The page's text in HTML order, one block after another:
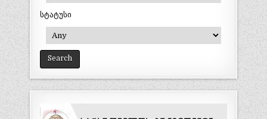
სტატუსი